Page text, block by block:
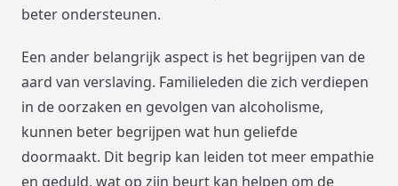
beter ondersteunen.
Een ander belangrijk aspect is het begrijpen van de
aard van verslaving. Familieleden die zich verdiepen
in de oorzaken en gevolgen van alcoholisme,
kunnen beter begrijpen wat hun geliefde
doormaakt. Dit begrip kan leiden tot meer empathie
en geduld, wat op zijn beurt kan helpen om de